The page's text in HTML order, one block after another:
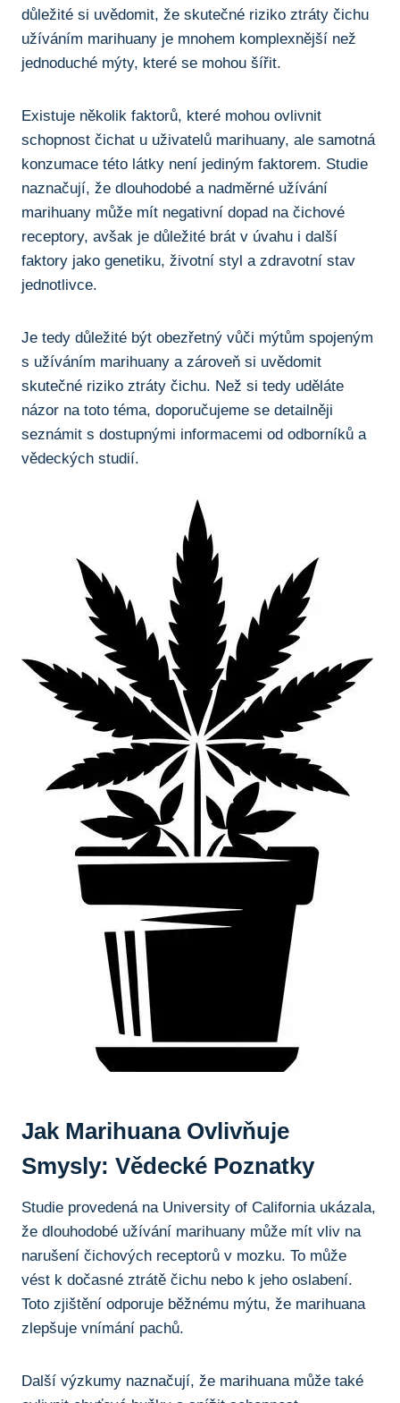
⁤důležité si⁢ uvědomit, ​že ‍skutečné​ riziko⁣ ztráty čichu
užíváním marihuany ⁤je mnohem komplexnější než
jednoduché‌ mýty, které ‍se mohou šířit.
Existuje⁤ několik‌ faktorů, ‍které mohou ovlivnit⁢
schopnost čichat ⁢u uživatelů marihuany,‍ ale samotná
konzumace⁣ této‍ látky není jediným faktorem. Studie
naznačují, ⁤že dlouhodobé a nadměrné ‍užívání
marihuany může mít⁤ negativní dopad na‍ čichové
receptory, avšak ⁣je důležité brát v úvahu i další‍
faktory jako genetiku, životní⁣ styl‍ a⁢ zdravotní stav
jednotlivce.
Je tedy‍ důležité ⁢být obezřetný vůči mýtům spojeným
s užíváním marihuany a zároveň‌ si uvědomit
skutečné riziko ⁤ztráty čichu. Než si tedy uděláte​
názor⁢ na ⁢toto téma, doporučujeme se detailněji
seznámit s‍ dostupnými informacemi od odborníků a
vědeckých studií.
Jak Marihuana‍ Ovlivňuje⁤
Smysly: Vědecké‍ Poznatky
Studie provedená na University of California ukázala,
že dlouhodobé užívání‍ marihuany může mít‍ vliv ⁤na
narušení čichových‍ receptorů v mozku. ⁢To může
vést k dočasné ztrátě čichu‍ nebo k⁤ jeho oslabení.
Toto ‍zjištění ​odporuje běžnému mýtu,⁢ že ​marihuana
zlepšuje ⁣vnímání pachů.
Další výzkumy naznačují, že marihuana může ‌také